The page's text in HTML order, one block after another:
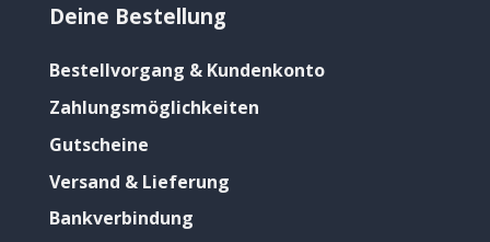
Deine Bestellung
Bestellvorgang & Kundenkonto
Zahlungsmöglichkeiten
Gutscheine
Versand & Lieferung
Bankverbindung